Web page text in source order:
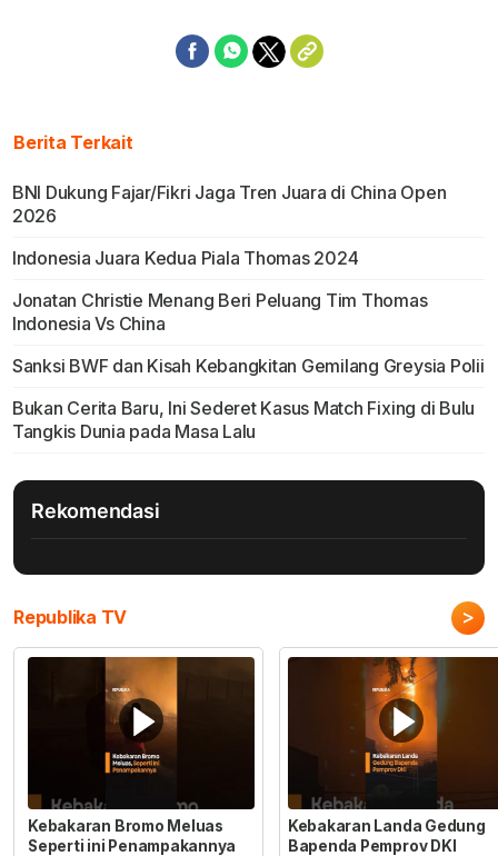
Berita Terkait
BNI Dukung Fajar/Fikri Jaga Tren Juara di China Open
2026
Indonesia Juara Kedua Piala Thomas 2024
Jonatan Christie Menang Beri Peluang Tim Thomas
Indonesia Vs China
Sanksi BWF dan Kisah Kebangkitan Gemilang Greysia Polii
Bukan Cerita Baru, Ini Sederet Kasus Match Fixing di Bulu
Tangkis Dunia pada Masa Lalu
Rekomendasi
Republika TV >
Kebakaran Bromo Meluas
Seperti ini Penampakannya
Kebakaran Landa Gedung
Bapenda Pemprov DKI